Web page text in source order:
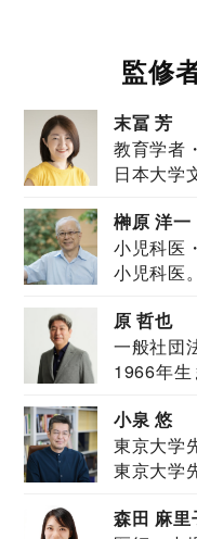
監修
末冨 芳
教育学者
日本大学
榊原 洋一
小児科医
小児科医
原 哲也
一般社団
JAPAN代
1966年
小泉 悠
東京大学
東京大学
森田 麻里